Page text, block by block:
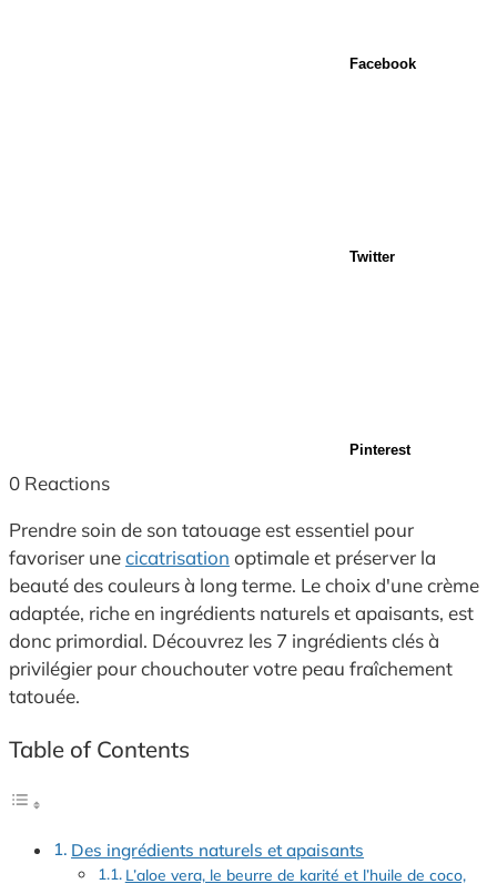
Facebook
Twitter
Pinterest
0 Reactions
Prendre soin de son tatouage est essentiel pour
favoriser unecicatrisation optimale et préserver la
beauté des couleurs à long terme. Le choix d'une crème
adaptée, riche en ingrédients naturels et apaisants, est
donc primordial. Découvrez les 7 ingrédients clés à
privilégier pour chouchouter votre peau fraîchement
tatouée.
Table of Contents
Des ingrédients naturels et apaisants
L’aloe vera, le beurre de karité et l’huile de coco,